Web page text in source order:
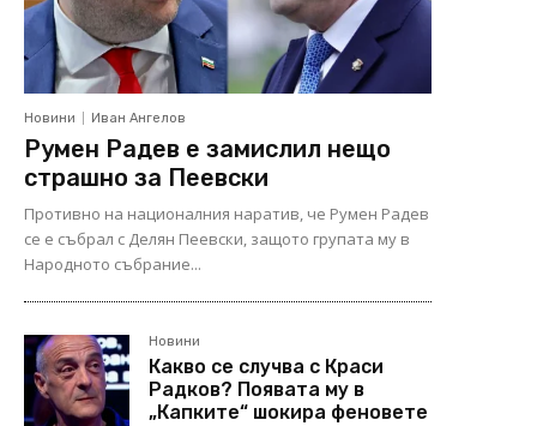
Новини Иван Ангелов
Румен Радев е замислил нещо
страшно за Пеевски
Противно на националния наратив, че Румен Радев
се е събрал с Делян Пеевски, защото групата му в
Народното събрание...
Новини
Какво се случва с Краси
Радков? Появата му в
„Капките“ шокира феновете